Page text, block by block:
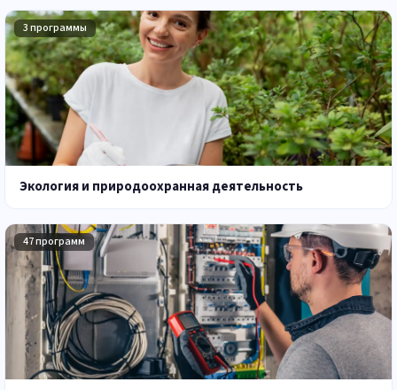
3 программы
Экология и природоохранная деятельность
47 программ